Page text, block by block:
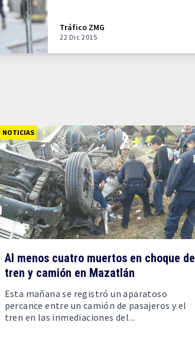
Tráfico ZMG
22 Dic 2015
NOTICIAS
Al menos cuatro muertos en choque de
tren y camión en Mazatlán
Esta mañana se registró un aparatoso
percance entre un camión de pasajeros y el
tren en las inmediaciones del...